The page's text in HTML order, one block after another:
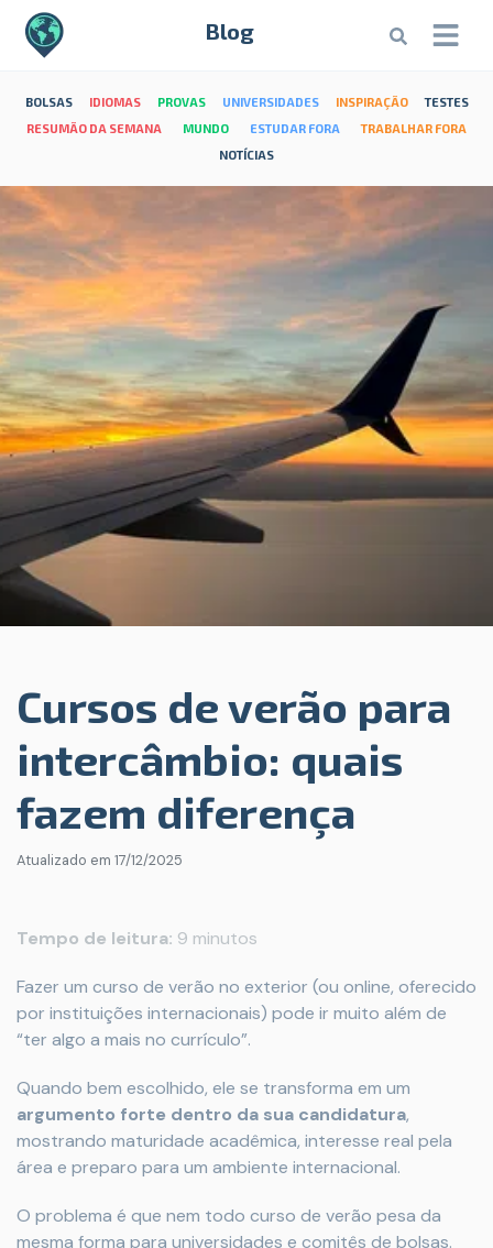
Blog
BOLSAS IDIOMAS PROVAS UNIVERSIDADES INSPIRAÇÃO
TESTES
RESUMÃO DA SEMANA
MUNDO ESTUDAR FORA
TRABALHAR FORA
NOTÍCIAS
Cursos de verão para
intercâmbio: quais
fazem diferença
Atualizado em 17/12/2025
Tempo de leitura: 9 minutos
Fazer um curso de verão no exterior (ou online, oferecido
por instituições internacionais) pode ir muito além de
“ter algo a mais no currículo”.
Quando bem escolhido, ele se transforma em um
argumento forte dentro da sua candidatura,
mostrando maturidade acadêmica, interesse real pela
área e preparo para um ambiente internacional.
O problema é que nem todo curso de verão pesa da
mesma forma para universidades e comitês de bolsas.